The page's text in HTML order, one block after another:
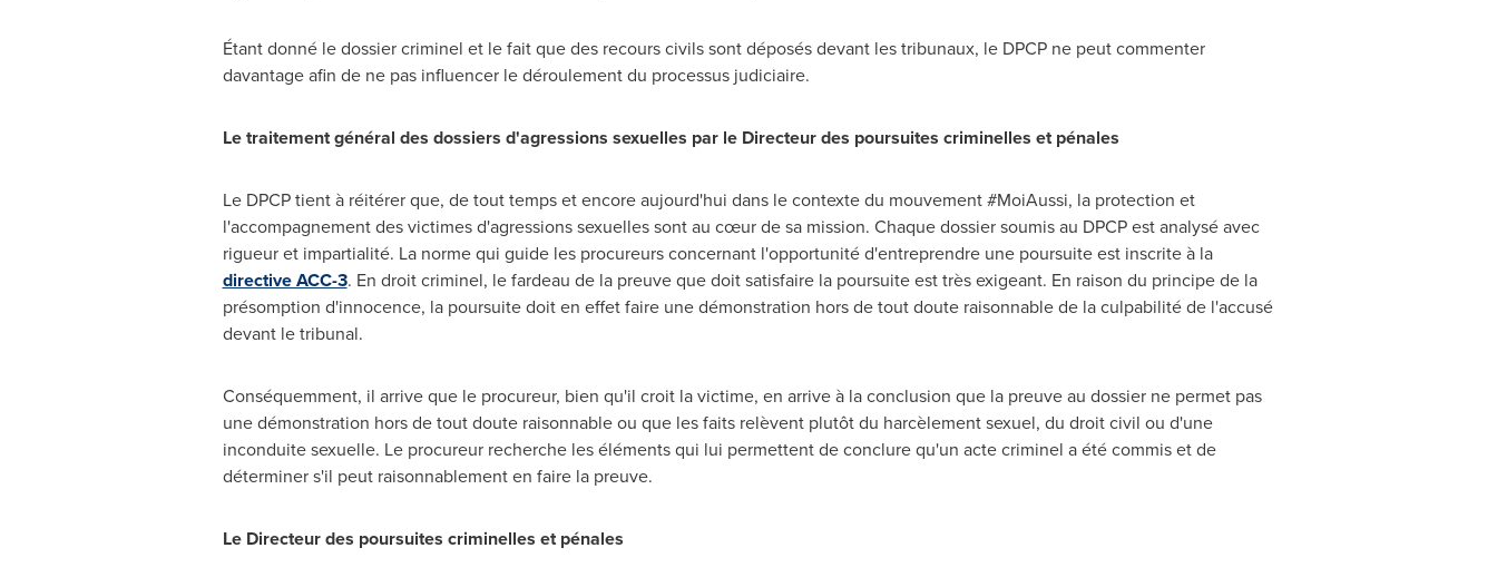
Étant donné le dossier criminel et le fait que des recours civils sont déposés devant les tribunaux, le DPCP ne peut commenter
davantage afin de ne pas influencer le déroulement du processus judiciaire.
Le traitement général des dossiers d'agressions sexuelles par le Directeur des poursuites criminelles et pénales
Le DPCP tient à réitérer que, de tout temps et encore aujourd'hui dans le contexte du mouvement #MoiAussi, la protection et
l'accompagnement des victimes d'agressions sexuelles sont au cœur de sa mission. Chaque dossier soumis au DPCP est analysé avec
rigueur et impartialité. La norme qui guide les procureurs concernant l'opportunité d'entreprendre une poursuite est inscrite à la
directive ACC-3. En droit criminel, le fardeau de la preuve que doit satisfaire la poursuite est très exigeant. En raison du principe de la
présomption d'innocence, la poursuite doit en effet faire une démonstration hors de tout doute raisonnable de la culpabilité de l'accusé
devant le tribunal.
Conséquemment, il arrive que le procureur, bien qu'il croit la victime, en arrive à la conclusion que la preuve au dossier ne permet pas
une démonstration hors de tout doute raisonnable ou que les faits relèvent plutôt du harcèlement sexuel, du droit civil ou d'une
inconduite sexuelle. Le procureur recherche les éléments qui lui permettent de conclure qu'un acte criminel a été commis et de
déterminer s'il peut raisonnablement en faire la preuve.
Le Directeur des poursuites criminelles et pénales